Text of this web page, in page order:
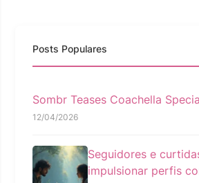
Posts Populares
Sombr Teases Coachella
12/04/2026
Seguidores e
impulsionar perfis